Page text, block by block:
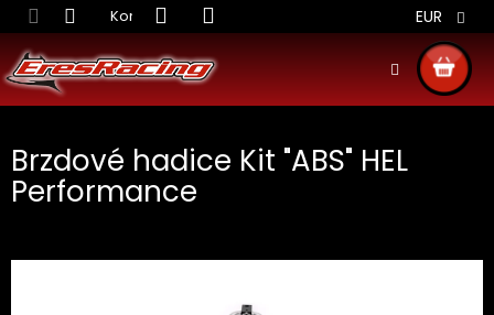
Prejsť
na
obsah
Kontakt Obchodné podmienky Doprava
EUR
KOŠÍK
Brzdové hadice Kit "ABS" HEL
Performance